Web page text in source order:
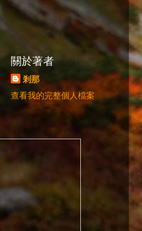
關於著者
剎那
查看我的完整個人檔案